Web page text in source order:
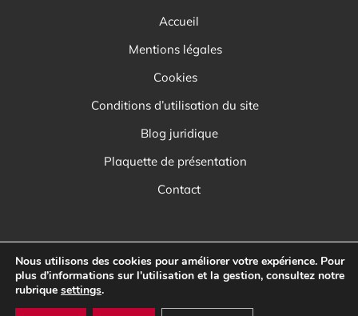
Accueil
Mentions légales
Cookies
Conditions d’utilisation du site
Blog juridique
Plaquette de présentation
Contact
Nous utilisons des cookies pour améliorer votre expérience. Pour
plus d’informations sur l'utilisation et la gestion, consultez notre
rubrique settings.